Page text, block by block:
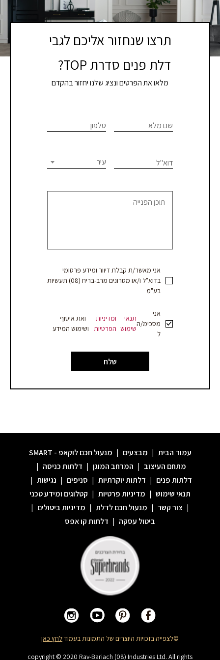
תרצו שנחזור אליכם לגבי
דלת פנים סדרת TOP?
מלאו את הפרטים ונציג שלנו יחזור בהקדם
פגישת
או
הצעת
שם מלא טלפון
דוא"ל עיר
אני מאשר/ת קבלת דיוור ומידע פרסומי
בדוא"ל ו/או מסרונים מרב-בריח (08) תעשיות
בע"מ
אני
מסכימ/ה
ל
תנאי
שימוש
ומדיניות
הפרטיות
ואת איסוף
ושימוש המידע
שלח
are
this
field
עמוד הבית | מבצעים | מנעול חכם לוקאפ - SMART
מתחם העיצוב | המרחב המוגן | דלתות כניסה |
דלתות פנים | דלתות יוקרתיות | סניפים | נגישות |
תנאי שימוש | מדיניות פרטיות | קטלוגים ומידע טכני
| צור קשר | מנעול חכם לדלת | מדיניות ביטולים |
ביטול עסקה | דלתות קו אפס
©לצפייה בזכויות היוצרים של התמונות בעמודלחץ כאן
copyright © 2020 Rav-Bariach (08) Industries Ltd. All rights